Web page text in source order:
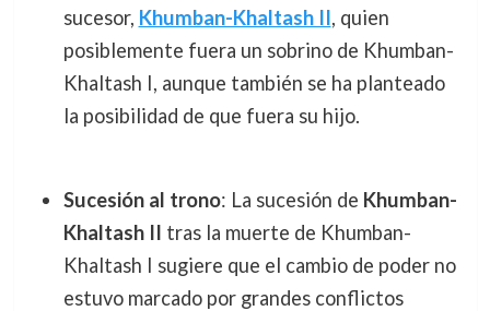
sucesor, Khumban-Khaltash II, quien
posiblemente fuera un sobrino de Khumban-
Khaltash I, aunque también se ha planteado
la posibilidad de que fuera su hijo.
Sucesión al trono: La sucesión de Khumban-
Khaltash II tras la muerte de Khumban-
Khaltash I sugiere que el cambio de poder no
estuvo marcado por grandes conflictos